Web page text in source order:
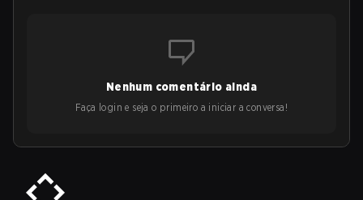
Nenhum comentário ainda
Faça login e seja o primeiro a iniciar a conversa!